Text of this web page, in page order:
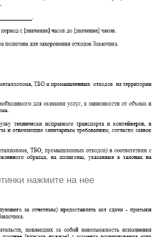
нажмите на нее